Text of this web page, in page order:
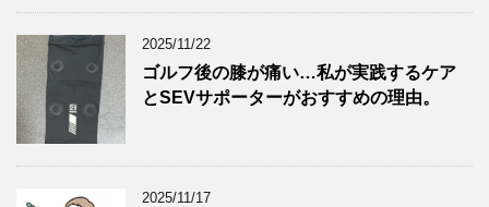
2025/11/22
ゴルフ後の膝が痛い…私が実践するケア
とSEVサポーターがおすすめの理由。
2025/11/17